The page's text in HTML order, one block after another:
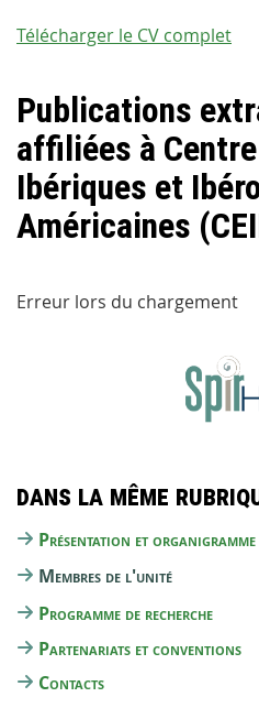
Télécharger le CV complet
Publications
affiliées à Centre
Ibériques et
Américaines
Erreur lors du chargement
Dans la même
Présentation et organigramme
Membres de l'unité
Programme de recherche
Partenariats et conventions
Contacts